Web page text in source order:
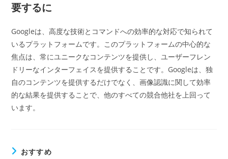
要するに
Googleは、高度な技術とコマンドへの効率的な対応で知られて
いるプラットフォームです。このプラットフォームの中心的な
焦点は、常にユニークなコンテンツを提供し、ユーザーフレン
ドリーなインターフェイスを提供することです。Googleは、独
自のコンテンツを提供するだけでなく、画像認識に関して効率
的な結果を提供することで、他のすべての競合他社を上回って
います。
おすすめ